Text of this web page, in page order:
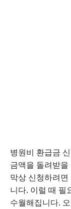
병원비 환급금
금액을 돌려받
막상 신청하려
니다. 이럴 때 필
수월해집니다.